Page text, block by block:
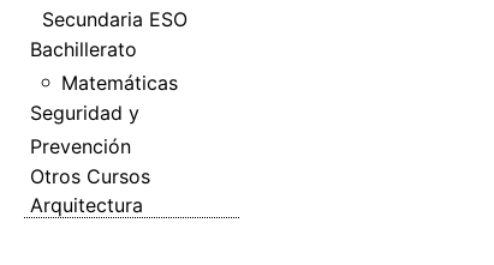
Secundaria ESO
Bachillerato
Matemáticas
Seguridad y
Prevención
Otros Cursos
Arquitectura